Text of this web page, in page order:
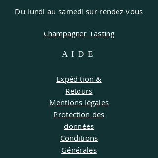
Du lundi au samedi sur rendez-vous
Champagner Tasting
AIDE
Expédition &
Retours
Mentions légales
Protection des
données
Conditions
Générales